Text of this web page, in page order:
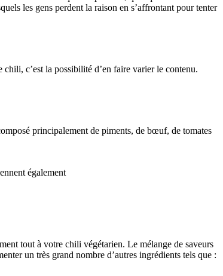
les gens perdent la raison en s’affrontant pour tenter
c’est la possibilité d’en faire varier le contenu.
principalement de piments, de bœuf, de tomates
également
tout à votre chili végétarien. Le mélange de saveurs
un très grand nombre d’autres ingrédients tels que :